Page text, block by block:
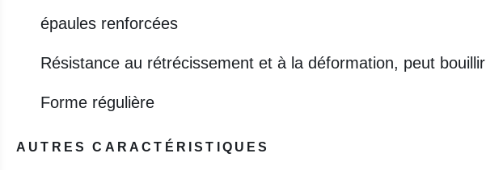
épaules renforcées
Résistance au rétrécissement et à la déformation, peut bouillir
Forme régulière
AUTRES CARACTÉRISTIQUES